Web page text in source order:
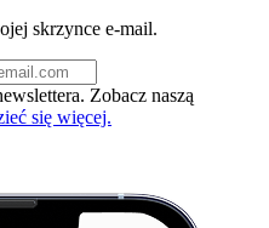
skrzynce e-mail.
Zobacz naszą
się więcej.